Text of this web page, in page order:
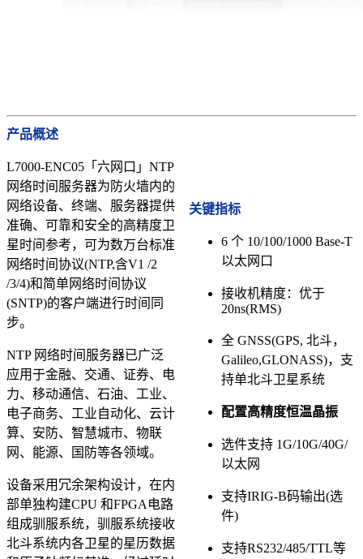
产品概述
L7000-ENC05「六网口」NTP
网络时间服务器为防火墙内的
网络设备、终端、服务器提供
准确、可靠和安全的高精度卫
星时间参考，可为数万台标准
网络时间协议(NTP,含V1 /2
/3/4)和简单网络时间协议
(SNTP)的客户端进行时间同
步。
NTP 网络时间服务器已广泛
应用于金融、交通、证券、电
力、移动通信、石油、工业、
电子商务、工业自动化、云计
算、安防、智慧城市、物联
网、能源、国防等各领域。
设备采用冗余架构设计，在内
部单独构建CPU 和FPGA电路
组成驯服系统，驯服系统接收
北斗系统内各卫星的星历数据
关键指标
6 个 10/100/1000 Base-T
以太网口
接收机精度：优于
20ns(RMS)
全 GNSS(GPS, 北斗，
Galileo,GLONASS)，支
持单北斗卫星系统
配置高精度恒温晶振
选件支持 1G/10G/40G/
以太网
支持IRIG-B码输出(选
件)
支持RS232/485/TTL等